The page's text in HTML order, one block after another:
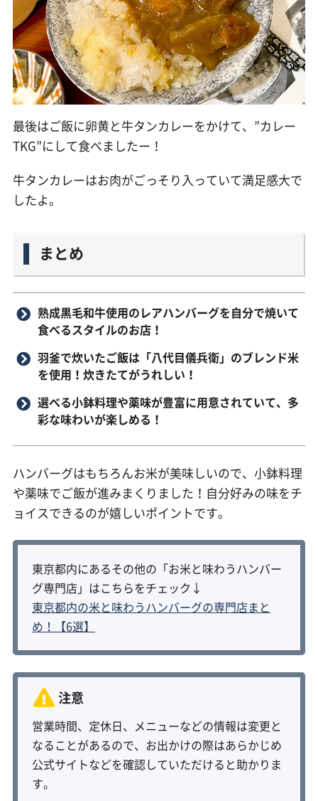
最後はご飯に卵黄と牛タンカレーをかけて、”カレー
TKG”にして食べましたー！
牛タンカレーはお肉がごっそり入っていて満足感大で
したよ。
まとめ
熟成黒毛和牛使用のレアハンバーグを自分で焼いて
食べるスタイルのお店！
羽釜で炊いたご飯は「八代目儀兵衛」のブレンド米
を使用！炊きたてがうれしい！
選べる小鉢料理や薬味が豊富に用意されていて、多
彩な味わいが楽しめる！
ハンバーグはもちろんお米が美味しいので、小鉢料理
や薬味でご飯が進みまくりました！自分好みの味をチ
ョイスできるのが嬉しいポイントです。
東京都内にあるその他の「お米と味わうハンバー
グ専門店」はこちらをチェック↓
東京都内の米と味わうハンバーグの専門店まと
め！【6選】
営業時間、定休日、メニューなどの情報は変更と
なることがあるので、お出かけの際はあらかじめ
公式サイトなどを確認していただけると助かりま
す。